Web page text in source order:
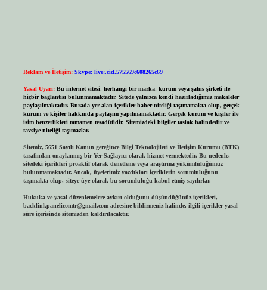
Reklam ve İletişim: Skype: live:.cid.575569c608265c69
Yasal Uyarı: Bu internet sitesi, herhangi bir marka, kurum veya şahıs şirketi ile
hiçbir bağlantısı bulunmamaktadır. Sitede yalnızca kendi hazırladığımız makaleler
paylaşılmaktadır. Burada yer alan içerikler haber niteliği taşımamakta olup, gerçek
kurum ve kişiler hakkında paylaşım yapılmamaktadır. Gerçek kurum ve kişiler ile
isim benzerlikleri tamamen tesadüfidir. Sitemizdeki bilgiler taslak halindedir ve
tavsiye niteliği taşımazlar.
Sitemiz, 5651 Sayılı Kanun gereğince Bilgi Teknolojileri ve İletişim Kurumu (BTK)
tarafından onaylanmış bir Yer Sağlayıcı olarak hizmet vermektedir. Bu nedenle,
sitedeki içerikleri proaktif olarak denetleme veya araştırma yükümlülüğümüz
bulunmamaktadır. Ancak, üyelerimiz yazdıkları içeriklerin sorumluluğunu
taşımakta olup, siteye üye olarak bu sorumluluğu kabul etmiş sayılırlar.
Hukuka ve yasal düzenlemelere aykırı olduğunu düşündüğünüz içerikleri,
backlinkpanelicomtr@gmail.comadresine bildirmeniz halinde, ilgili içerikler yasal
süre içerisinde sitemizden kaldırılacaktır.